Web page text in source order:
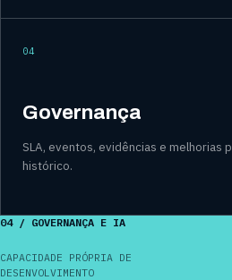
04
Governança
SLA, eventos, evidências e melhorias
histórico.
04 / GOVERNANÇA E IA
CAPACIDADE PRÓPRIA DE
DESENVOLVIMENTO